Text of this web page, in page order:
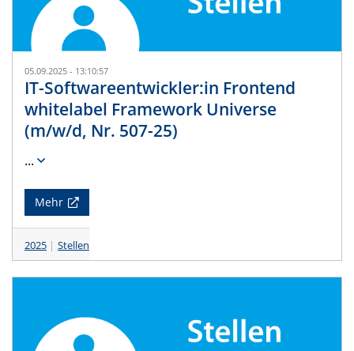
05.09.2025 - 13:10:57
IT-Softwareentwickler:in Frontend
whitelabel Framework Universe
(m/w/d, Nr. 507-25)
...
Mehr
2025 Stellen